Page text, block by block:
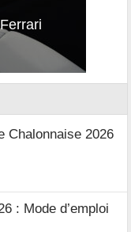
Chalonnaise 2026
: Mode d’emploi